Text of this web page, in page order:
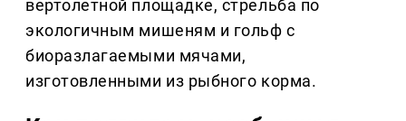
вертолетной площадке, стрельба по
экологичным мишеням и гольф с
биоразлагаемыми мячами,
изготовленными из рыбного корма.